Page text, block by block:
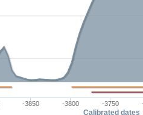
Calibrated dates
-3850 -3800 -3750